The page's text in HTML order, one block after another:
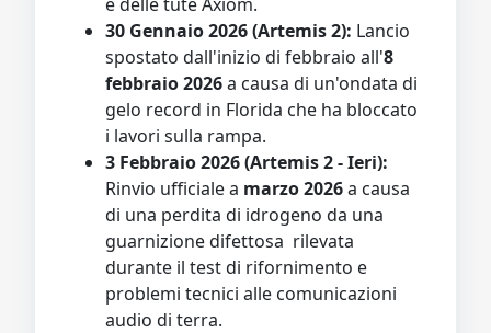
30 Gennaio 2026 (Artemis 2): Lancio
spostato dall'inizio di febbraio all'8
febbraio 2026a causa di un'ondata di
gelo record in Florida che ha bloccato
i lavori sulla rampa.
3 Febbraio 2026 (Artemis 2 - Ieri):
Rinvio ufficiale a marzo 2026a causa
di una perdita di idrogeno da una
guarnizione difettosa rilevata
durante il test di rifornimento e
problemi tecnici alle comunicazioni
audio di terra.